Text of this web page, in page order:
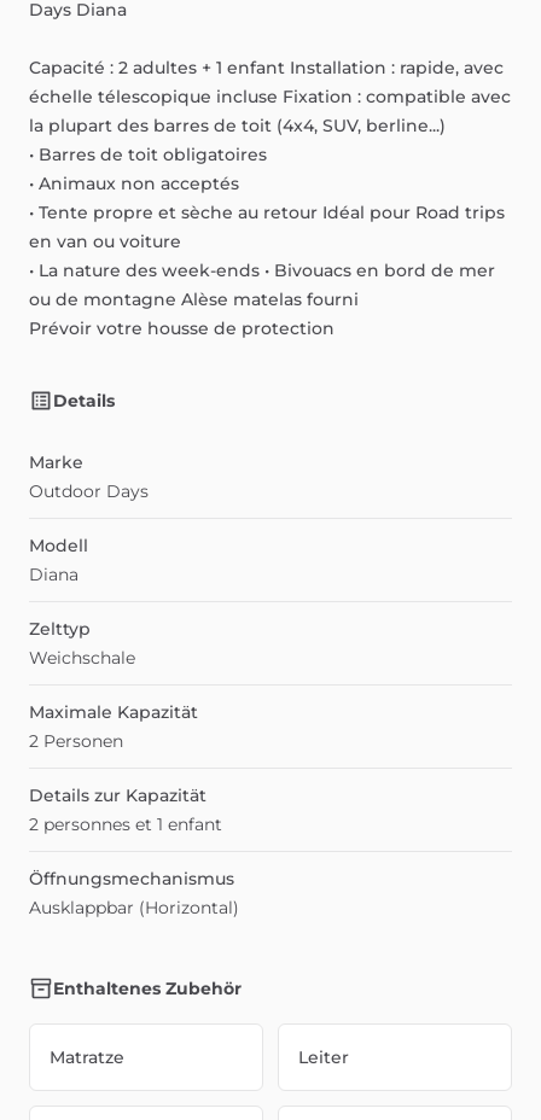
Days Diana
Capacité : 2 adultes + 1 enfant Installation : rapide, avec
échelle télescopique incluse Fixation : compatible avec
la plupart des barres de toit (4x4, SUV, berline...)
• Barres de toit obligatoires
• Animaux non acceptés
• Tente propre et sèche au retour Idéal pour Road trips
en van ou voiture
• La nature des week-ends • Bivouacs en bord de mer
ou de montagne Alèse matelas fourni
Prévoir votre housse de protection
Details
Marke
Outdoor Days
Modell
Diana
Zelttyp
Weichschale
Maximale Kapazität
2 Personen
Details zur Kapazität
2 personnes et 1 enfant
Öffnungsmechanismus
Ausklappbar (Horizontal)
Enthaltenes Zubehör
Matratze Leiter